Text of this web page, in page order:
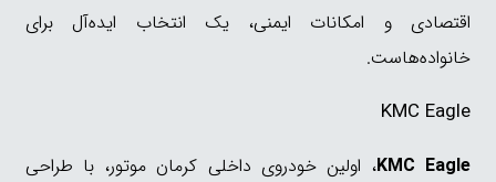
اقتصادی و امکانات ایمنی، یک انتخاب ایده‌آل برای
خانواده‌هاست.
KMC Eagle
KMC Eagle، اولین خودروی داخلی کرمان موتور، با طراحی